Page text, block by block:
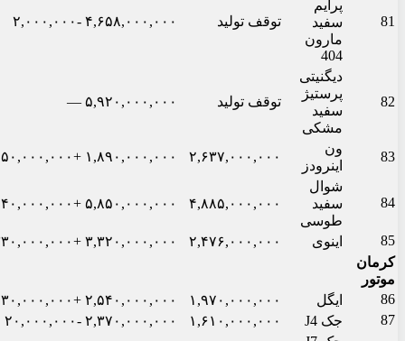
81
پرایم
سفید
مارون
404
توقف تولید ۴,۶۵۸,۰۰۰,۰۰۰ -۲,۰۰۰,۰۰۰
82
دیگنیتی
پرستیژ
سفید
مشکی
توقف تولید ۵,۹۲۰,۰۰۰,۰۰۰ —
83
ون
اینرودز
۲,۶۳۷,۰۰۰,۰۰۰ ۱,۸۹۰,۰۰۰,۰۰۰ +۵۰,۰۰۰,۰۰۰
84
شوال
سفید
طوسی
۴,۸۸۵,۰۰۰,۰۰۰ ۵,۸۵۰,۰۰۰,۰۰۰ +۱۴۰,۰۰۰,۰۰۰
85 اینوی ۲,۴۷۶,۰۰۰,۰۰۰ ۳,۳۲۰,۰۰۰,۰۰۰ +۳۳۰,۰۰۰,۰۰۰
کرمان
موتور
86
ایگل ۱,۹۷۰,۰۰۰,۰۰۰ ۲,۵۴۰,۰۰۰,۰۰۰ +۳۰,۰۰۰,۰۰۰
87
جک J4 ۱,۶۱۰,۰۰۰,۰۰۰ ۲,۳۷۰,۰۰۰,۰۰۰ -۲۰,۰۰۰,۰۰۰